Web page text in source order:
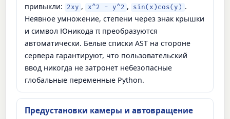
привыкли:
2xy , x^2 - y^2 , sin(x)cos(y) .
Неявное умножение, степени через знак крышки
и символ Юникода π преобразуются
автоматически. Белые списки AST на стороне
сервера гарантируют, что пользовательский
ввод никогда не затронет небезопасные
глобальные переменные Python.
Предустановки камеры и автовращение